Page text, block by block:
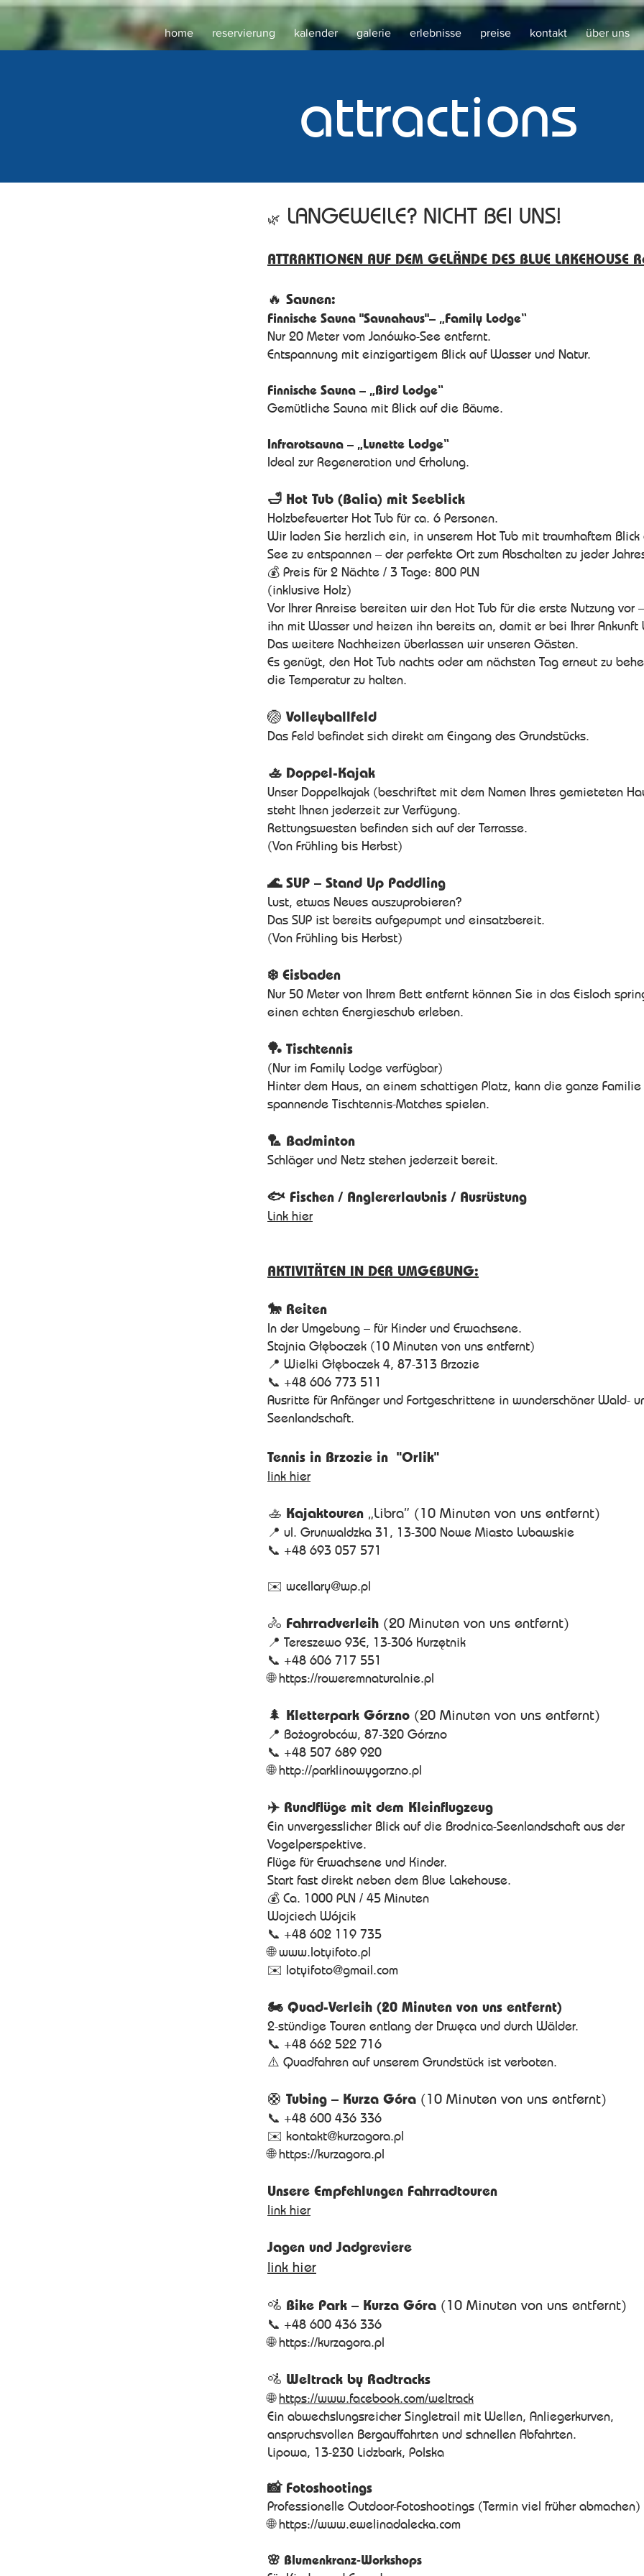
home reservierung kalender galerie erlebnisse preise kontakt über uns
attractions
🌿 LANGEWEILE? NICHT BEI UNS!
ATTRAKTIONEN AUF DEM GELÄNDE DES BLUE LAKEHOUSE
🔥 Saunen:
Finnische Sauna "Saunahaus"– „Family Lodge“
Nur 20 Meter vom Janówko-See entfernt.
Entspannung mit einzigartigem Blick auf Wasser und Natur.
Finnische Sauna – „Bird Lodge“
Gemütliche Sauna mit Blick auf die Bäume.
Infrarotsauna – „Lunette Lodge“
Ideal zur Regeneration und Erholung.
🛁 Hot Tub (Balia) mit Seeblick
Holzbefeuerter Hot Tub für ca. 6 Personen.
Wir laden Sie herzlich ein, in unserem Hot Tub mit traumhaftem
See zu entspannen – der perfekte Ort zum Abschalten zu jeder
💰 Preis für 2 Nächte / 3 Tage: 800 PLN
(inklusive Holz)
Vor Ihrer Anreise bereiten wir den Hot Tub für die erste Nutzung vor
ihn mit Wasser und heizen ihn bereits an, damit er bei Ihrer
Das weitere Nachheizen überlassen wir unseren Gästen.
Es genügt, den Hot Tub nachts oder am nächsten Tag erneut zu
die Temperatur zu halten.
🏐 Volleyballfeld
Das Feld befindet sich direkt am Eingang des Grundstücks.
🚣 Doppel-Kajak
Unser Doppelkajak (beschriftet mit dem Namen Ihres gemieteten
steht Ihnen jederzeit zur Verfügung.
Rettungswesten befinden sich auf der Terrasse.
(Von Frühling bis Herbst)
🌊 SUP – Stand Up Paddling
Lust, etwas Neues auszuprobieren?
Das SUP ist bereits aufgepumpt und einsatzbereit.
(Von Frühling bis Herbst)
❄️ Eisbaden
Nur 50 Meter von Ihrem Bett entfernt können Sie in das Eisloch
einen echten Energieschub erleben.
🏓 Tischtennis
(Nur im Family Lodge verfügbar)
Hinter dem Haus, an einem schattigen Platz, kann die ganze Familie
spannende Tischtennis-Matches spielen.
🏸 Badminton
Schläger und Netz stehen jederzeit bereit.
🐟 Fischen / Anglererlaubnis / Ausrüstung
Link hier
AKTIVITÄTEN IN DER UMGEBUNG:
🐎 Reiten
In der Umgebung – für Kinder und Erwachsene.
Stajnia Głęboczek (10 Minuten von uns entfernt)
📍 Wielki Głęboczek 4, 87-313 Brzozie
📞 +48 606 773 511
Ausritte für Anfänger und Fortgeschrittene in wunderschöner Wald-
Seenlandschaft.
Tennis in Brzozie in "Orlik"
link hier
🚣 Kajaktouren „Libra” (10 Minuten von uns entfernt)
📍 ul. Grunwaldzka 31, 13-300 Nowe Miasto Lubawskie
📞 +48 693 057 571
✉️ wcellary@wp.pl
🚴 Fahrradverleih (20 Minuten von uns entfernt)
📍 Tereszewo 93E, 13-306 Kurzętnik
📞 +48 606 717 551
🌐https://roweremnaturalnie.pl
🌲 Kletterpark Górzno (20 Minuten von uns entfernt)
📍 Bożogrobców, 87-320 Górzno
📞 +48 507 689 920
🌐http://parklinowygorzno.pl
✈️ Rundflüge mit dem Kleinflugzeug
Ein unvergesslicher Blick auf die Brodnica-Seenlandschaft aus der
Vogelperspektive.
Flüge für Erwachsene und Kinder.
Start fast direkt neben dem Blue Lakehouse.
💰 Ca. 1000 PLN / 45 Minuten
Wojciech Wójcik
📞 +48 602 119 735
🌐www.lotyifoto.pl
✉️ lotyifoto@gmail.com
🏍️ Quad-Verleih (20 Minuten von uns entfernt)
2-stündige Touren entlang der Drwęca und durch Wälder.
📞 +48 662 522 716
⚠️ Quadfahren auf unserem Grundstück ist verboten.
🛟 Tubing – Kurza Góra (10 Minuten von uns entfernt)
📞 +48 600 436 336
✉️ kontakt@kurzagora.pl
🌐https://kurzagora.pl
Unsere Empfehlungen Fahrradtouren
link hier
Jagen und Jadgreviere
link hier
🚵 Bike Park – Kurza Góra (10 Minuten von uns entfernt)
📞 +48 600 436 336
🌐https://kurzagora.pl
🚵 Weltrack by Radtracks
🌐https://www.facebook.com/weltrack
Ein abwechslungsreicher Singletrail mit Wellen, Anliegerkurven,
anspruchsvollen Bergauffahrten und schnellen Abfahrten.
Lipowa, 13-230 Lidzbark, Polska
📸 Fotoshootings
Professionelle Outdoor-Fotoshootings (Termin viel früher abmachen)
🌐https://www.ewelinadalecka.com
🌸 Blumenkranz-Workshops